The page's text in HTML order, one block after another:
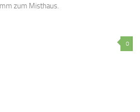
zum Misthaus.
0